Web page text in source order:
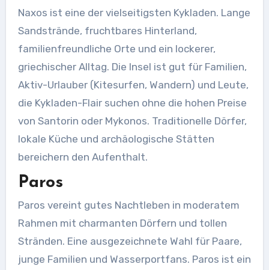
Naxos ist eine der vielseitigsten Kykladen. Lange
Sandstrände, fruchtbares Hinterland,
familienfreundliche Orte und ein lockerer,
griechischer Alltag. Die Insel ist gut für Familien,
Aktiv-Urlauber (Kitesurfen, Wandern) und Leute,
die Kykladen-Flair suchen ohne die hohen Preise
von Santorin oder Mykonos. Traditionelle Dörfer,
lokale Küche und archäologische Stätten
bereichern den Aufenthalt.
Paros
Paros vereint gutes Nachtleben in moderatem
Rahmen mit charmanten Dörfern und tollen
Stränden. Eine ausgezeichnete Wahl für Paare,
junge Familien und Wasserportfans. Paros ist ein